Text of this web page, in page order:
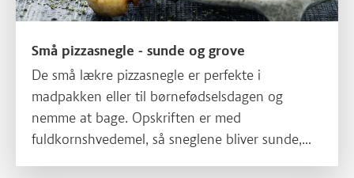
Små pizzasnegle - sunde og grove
De små lækre pizzasnegle er perfekte i
madpakken eller til børnefødselsdagen og
nemme at bage. Opskriften er med
fuldkornshvedemel, så sneglene bliver sunde,